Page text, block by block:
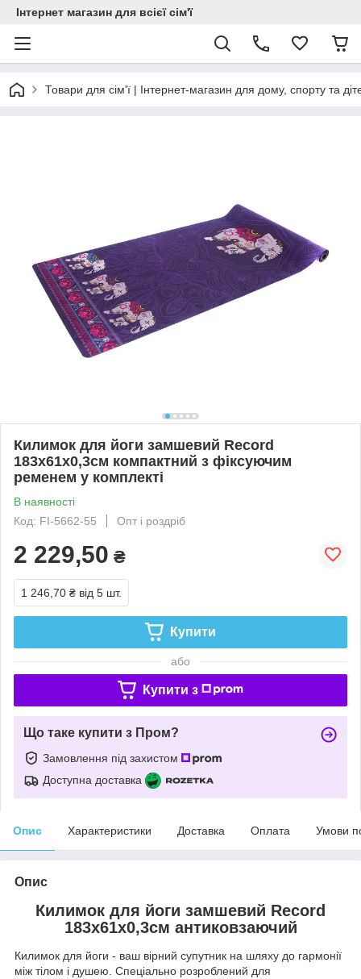
Інтернет магазин для всієї сім'ї
Товари для сім'ї | Інтернет-магазин для дому, спорту та
Килимок для йоги замшевий Record
183x61x0,3см компактний з фіксуючим
ременем у комплекті
В наявності
Код: FI-5662-55
Опт і роздріб
2 229,50 ₴
1 246,70 ₴ від 5 шт.
Купити
або
Купити з
Що таке купити з Пром?
Замовлення під захистом
Доступна доставка
Опис Характеристики Доставка Оплата Умови
Опис
Килимок для йоги замшевий Record
183x61x0,3см антиковзаючий
Килимок для йоги - ваш вірний супутник на шляху до гармонії
між тілом і душею. Спеціально розроблений для